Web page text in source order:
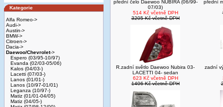
Kategorie
Alfa Romeo->
Audi->
Austin->
BMW->
Citroen->
Dacia->
Daewoo/Chevrolet->
Espero (03/95-10/97)
Evanda (02/03-05/06)
Kalos (04/03-)
Lacetti (07/03-)
Lanos (01/01-)
Lanos (10/97-01/01)
Leganza (10/97-)
Matiz (01/01-04/05)
Matiz (04/05-)
přední čelo Daewoo NUBIRA (06/99-
07/03)
514 Kč včetně DPH
3205 Kč včetně DPH
přední
R.zadní světlo Daewoo Nubira 03-
LACETTI 04- sedan
623 Kč včetně DPH
1406 Kč včetně DPH
zadní